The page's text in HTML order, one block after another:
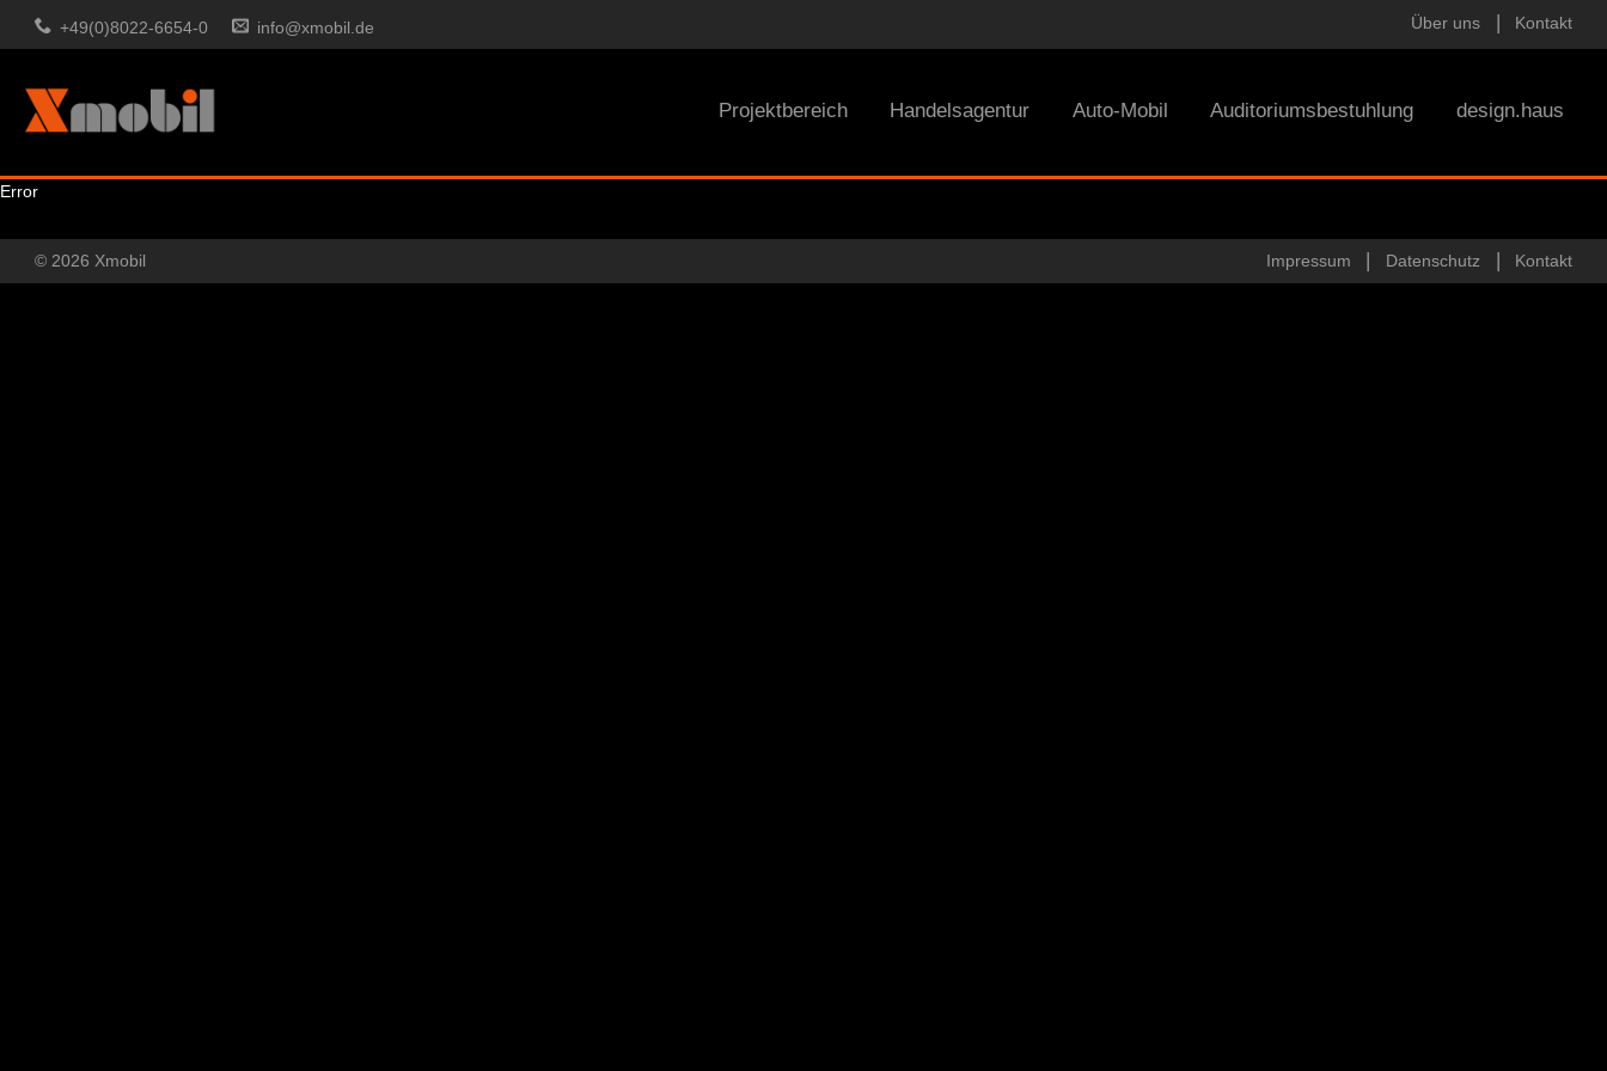
+49(0)8022-6654-0 info@xmobil.de Über uns Kontakt
Projektbereich Handelsagentur Auto-Mobil Auditoriumsbestuhlung design.haus
Error
© 2026 Xmobil Impressum Datenschutz Kontakt